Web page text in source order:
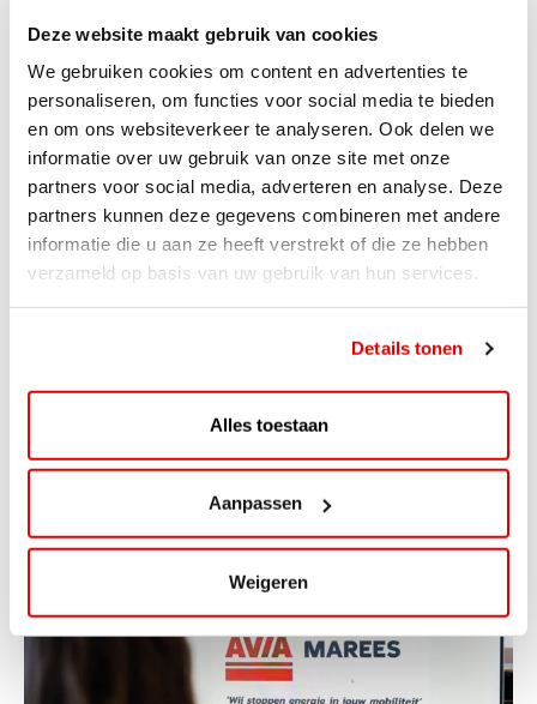
Deze website maakt gebruik van cookies
We gebruiken cookies om content en advertenties te
personaliseren, om functies voor social media te bieden
en om ons websiteverkeer te analyseren. Ook delen we
informatie over uw gebruik van onze site met onze
partners voor social media, adverteren en analyse. Deze
partners kunnen deze gegevens combineren met andere
informatie die u aan ze heeft verstrekt of die ze hebben
verzameld op basis van uw gebruik van hun services.
Details tonen
Alles toestaan
Aanpassen
Weigeren
ACTIE
ViaAVIA Super Deal: 20% korting bij
ViaLuxury Hotels
Toe aan een ontspannen nachtje...